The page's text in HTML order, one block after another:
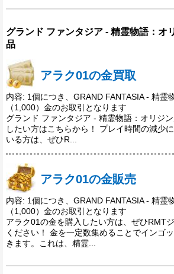
グランド ファンタジア - 精霊物語：オ
品
アラク01の金買取
内容: 1個につき、GRAND FANTASIA - 精霊
（1,000）金のお取引となります
グランド ファンタジア - 精霊物語：オリジ
したい方はこちらから！ プレイ時間の減少
いる方は、ぜひR...
アラク01の金販売
内容: 1個につき、GRAND FANTASIA - 精霊
（1,000）金のお取引となります
アラク01の金を購入したい方は、ぜひRMT
ください！ 金を一定数集めることでインゴ
きます。これは、精霊...